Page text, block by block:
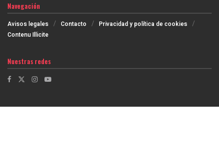
Navegación
Avisos legales Contacto
Privacidad y política de cookies
Contenu Illicite
Nuestras redes